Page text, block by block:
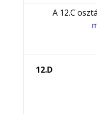
A 12.C
12.D